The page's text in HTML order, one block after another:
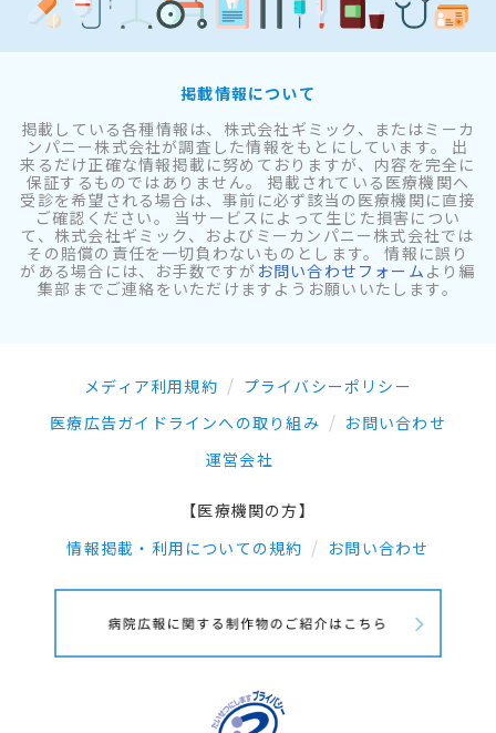
掲載情報について
掲載している各種情報は、株式会社ギミック、またはミーカ
ンパニー株式会社が調査した情報をもとにしています。 出
来るだけ正確な情報掲載に努めておりますが、内容を完全に
保証するものではありません。 掲載されている医療機関へ
受診を希望される場合は、事前に必ず該当の医療機関に直接
ご確認ください。 当サービスによって生じた損害につい
て、株式会社ギミック、およびミーカンパニー株式会社では
その賠償の責任を一切負わないものとします。 情報に誤り
がある場合には、お手数ですが お問い合わせフォーム より編
集部までご連絡をいただけますようお願いいたします。
メディア利用規約
プライバシーポリシー
医療広告ガイドラインへの取り組み
お問い合わせ
運営会社
【医療機関の方】
情報掲載・利用についての規約
お問い合わせ